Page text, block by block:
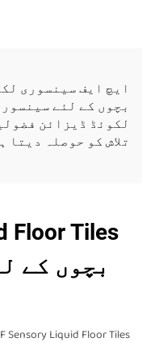
ایچ ایف سینسوری
بچوں کے لئے
لکوئڈ ڈیزائن
تلاش کو حوصلہ دیتا
بچوں کے